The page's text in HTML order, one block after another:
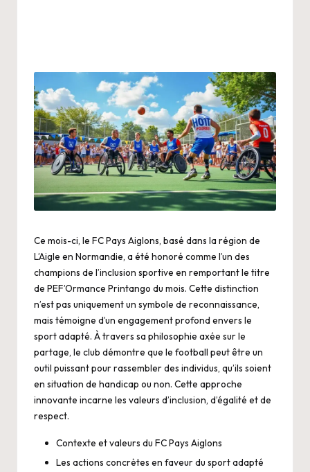
Ce mois-ci, le FC Pays Aiglons, basé dans la région de
L’Aigle en Normandie, a été honoré comme l’un des
champions de l’inclusion sportive en remportant le titre
de PEF’Ormance Printango du mois. Cette distinction
n’est pas uniquement un symbole de reconnaissance,
mais témoigne d’un engagement profond envers le
sport adapté. À travers sa philosophie axée sur le
partage, le club démontre que le football peut être un
outil puissant pour rassembler des individus, qu’ils soient
en situation de handicap ou non. Cette approche
innovante incarne les valeurs d’inclusion, d’égalité et de
respect.
Contexte et valeurs du FC Pays Aiglons
Les actions concrètes en faveur du sport adapté